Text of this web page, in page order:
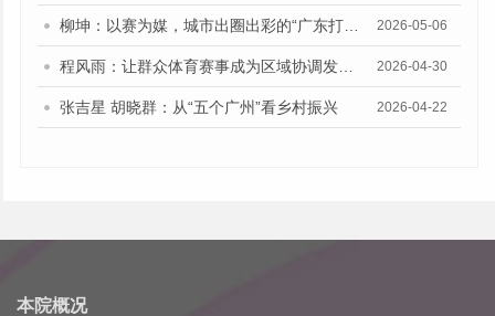
2026-05-06
2026-04-30
张吉星 胡晓群：从“五个广州”看乡村振兴 2026-04-22
本院概况